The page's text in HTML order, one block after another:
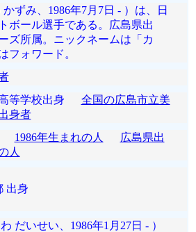
ずみ、1986年7月7日 - ）は、日
ボール選手である。広島県出
ズ所属。ニックネームは「カ
フォワード。
高等学校出身 全国の広島市立美
身者
1986年生まれの人
広島県出
人
身
だいせい、1986年1月27日 - ）